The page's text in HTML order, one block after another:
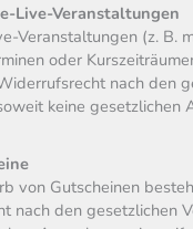
Live-Veranstaltungen
Veranstaltungen (z. B.
oder
nach den
keine gesetzlichen
von Gutscheinen
nach den gesetzlichen